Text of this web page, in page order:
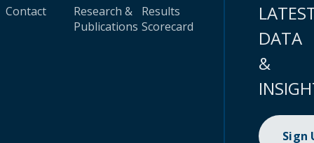
Contact
Research &
Publications
Results
Scorecard
DATA
&
Sign